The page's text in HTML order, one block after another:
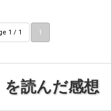
1 / 1 1
を読んだ感想